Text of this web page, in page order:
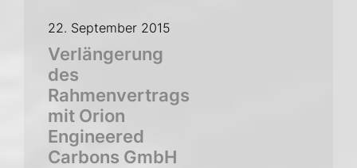
22. September 2015
Verlängerung
des
Rahmenvertrags
mit Orion
Engineered
Carbons GmbH